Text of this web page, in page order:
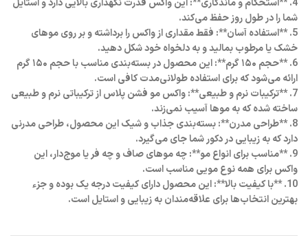
شما را در طول روز حفظ می‌کند.
5. **استفاده آسان**: فقط مقداری از واکس را برداشته و بر روی موهای
خشک یا مرطوب بمالید و به دلخواه خود شکل دهید.
6. **حجم ۱۵۰ گرم**: این محصول در بسته‌بندی مناسب با حجم ۱۵۰ گرم
ارائه می‌شود که برای استفاده طولانی‌مدت کافی است.
7. **ترکیبات نرم و طبیعی**: واکس مو فشن پلاس از ترکیباتی نرم و طبیعی
ساخته شده که به موها آسیب نمی‌زند.
8. **طراحی مدرن**: بسته‌بندی جذاب و شیک این محصول، طراحی مدرنی
دارد که به زیبایی در دکور شما جای می‌گیرد.
9. **مناسب برای انواع مو**: چه موهای صاف و چه فر یا موج‌دار، این
واکس برای همه نوع مویی مناسب است.
10. **با کیفیت بالا**: این محصول دارای کیفیت درجه یک بوده و جزء
بهترین انتخاب‌ها برای علاقه‌مندان به زیبایی و استایل است.